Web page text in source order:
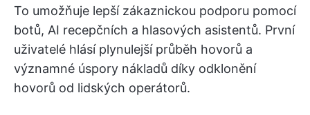
To umožňuje lepší zákaznickou podporu pomocí
botů, AI recepčních a hlasových asistentů. První
uživatelé hlásí plynulejší průběh hovorů a
významné úspory nákladů díky odklonění
hovorů od lidských operátorů.